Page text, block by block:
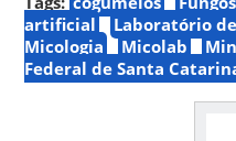
artificial
Laboratório de
Micologia
Micolab
Federal de Santa